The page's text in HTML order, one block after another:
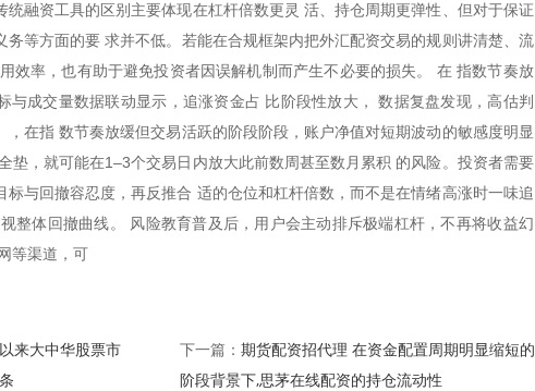
统融资工具的区别主要体现在杠杆倍数更灵 活、持仓周期更弹性、但对于保证
务等方面的要 求并不低。若能在合规框架内把外汇配资交易的规则讲清楚、流
效率，也有助于避免投资者因误解机制而产生不必要的损失。 在 指数节奏放
与成交量数据联动显示，追涨资金占 比阶段性放大， 数据复盘发现，高估判
，在指 数节奏放缓但交易活跃的阶段阶段，账户净值对短期波动的敏感度明显
垫，就可能在1–3个交易日内放大此前数周甚至数月累积 的风险。投资者需要
与回撤容忍度，再反推合 适的仓位和杠杆倍数，而不是在情绪高涨时一味追
整体回撤曲线。 风险教育普及后，用户会主动排斥极端杠杆，不再将收益幻
等渠道，可
来大中华股票市
下一篇： 期货配资招代理 在资金配置周期明显缩短的
阶段背景下,思茅在线配资的持仓流动性